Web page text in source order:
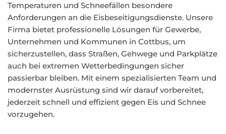
Temperaturen und Schneefällen besondere
Anforderungen an die Eisbeseitigungsdienste. Unsere
Firma bietet professionelle Lösungen für Gewerbe,
Unternehmen und Kommunen in Cottbus, um
sicherzustellen, dass Straßen, Gehwege und Parkplätze
auch bei extremen Wetterbedingungen sicher
passierbar bleiben. Mit einem spezialisierten Team und
modernster Ausrüstung sind wir darauf vorbereitet,
jederzeit schnell und effizient gegen Eis und Schnee
vorzugehen.